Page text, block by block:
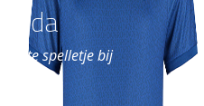
spelletje bij